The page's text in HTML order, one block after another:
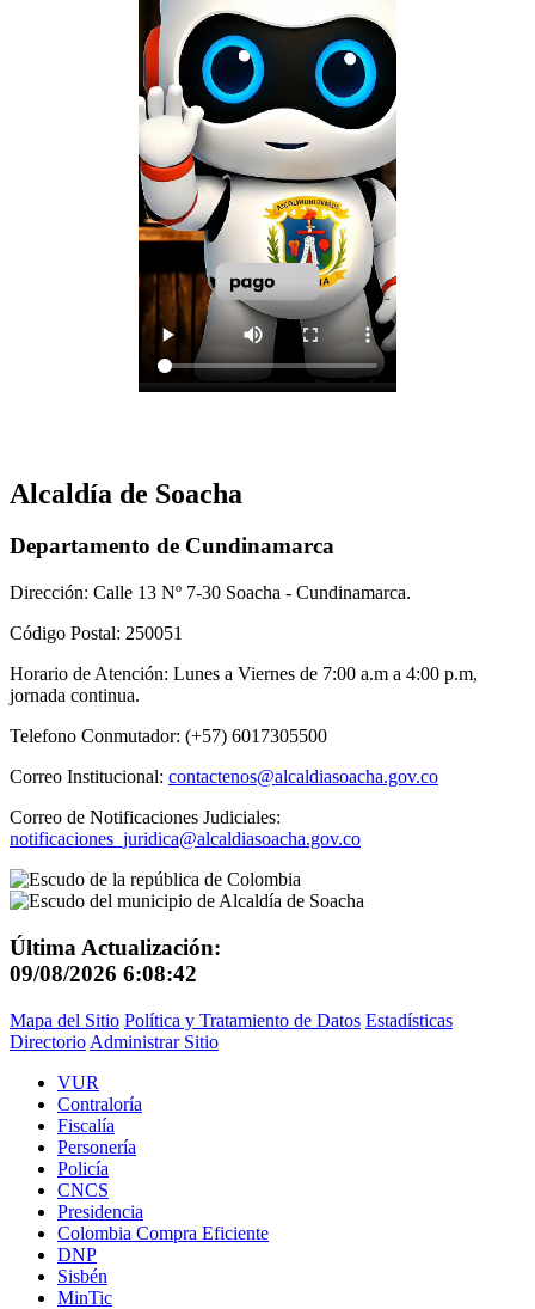
Alcaldía de Soacha
Departamento de Cundinamarca
Dirección: Calle 13 Nº 7-30 Soacha - Cundinamarca.
Código Postal: 250051
Horario de Atención: Lunes a Viernes de 7:00 a.m a 4:00 p.m,
jornada continua.
Telefono Conmutador: (+57) 6017305500
Correo Institucional: contactenos@alcaldiasoacha.gov.co
Correo de Notificaciones Judiciales:
notificaciones_juridica@alcaldiasoacha.gov.co
Última Actualización:
09/08/2026 6:08:42
Mapa del Sitio Política y Tratamiento de Datos Estadísticas
Directorio Administrar Sitio
VUR
Contraloría
Fiscalía
Personería
Policía
CNCS
Presidencia
Colombia Compra Eficiente
DNP
Sisbén
MinTic